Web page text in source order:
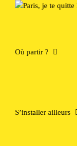
Passer
Où partir ?
S’installer ailleurs